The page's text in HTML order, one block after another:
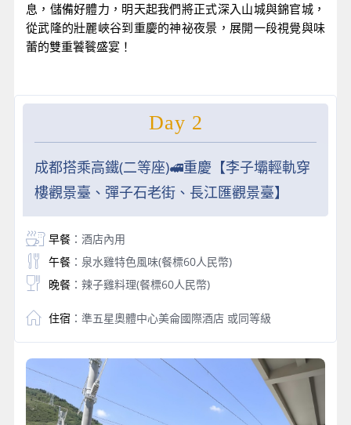
息，儲備好體力，明天起我們將正式深入山城與錦官城，
從武隆的壯麗峽谷到重慶的神祕夜景，展開一段視覺與味
蕾的雙重饕餮盛宴！
Day 2
成都搭乘高鐵(二等座)🚅重慶【李子壩輕軌穿
樓觀景臺、彈子石老街、長江匯觀景臺】
早餐：酒店內用
午餐：泉水雞特色風味(餐標60人民幣)
晚餐：辣子雞料理(餐標60人民幣)
住宿 ：準五星奧體中心美侖國際酒店 或同等級